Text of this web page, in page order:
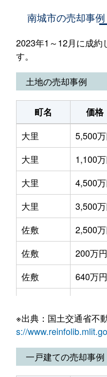
南城市の売却事例
2023年1～12月に成約
す。
土地の売却事例
町名 価格
大里
5,500
大里
1,100
大里
4,500
大里
3,500
佐敷
2,500
佐敷
200万円
佐敷
640万円
佐敷
2,200
佐敷
500万円
玉城
340万円
※出典：国土交通省不
s://
一戸建ての売却事例